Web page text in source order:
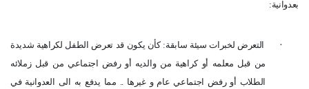
بعدوانية:
·
التعرض لخبرات سيئة سابقة: كأن يكون قد تعرض الطفل لكراهية شديدة
من قبل معلمه أو كراهية من والديه أو رفض اجتماعي من قبل زملائه
الطلاب أو رفض اجتماعي عام و غيرها .. مما يدفع به الى العدوانية في